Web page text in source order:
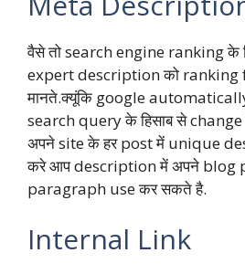
वैसे तो search engine ranking के
expert description को ranking
मानते.क्यूंकि google
search query के हिसाब से
अपने site के हर post में unique
करे आप description में अपने blog
paragraph use कर सकते है.
Internal Link